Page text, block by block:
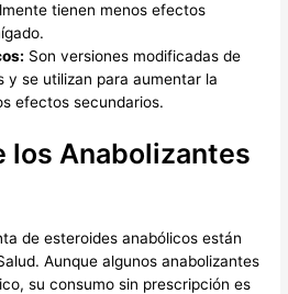
tienen menos efectos
Son versiones modificadas de
y se utilizan para aumentar la
efectos secundarios.
los Anabolizantes
de esteroides anabólicos están
Aunque algunos anabolizantes
su consumo sin prescripción es